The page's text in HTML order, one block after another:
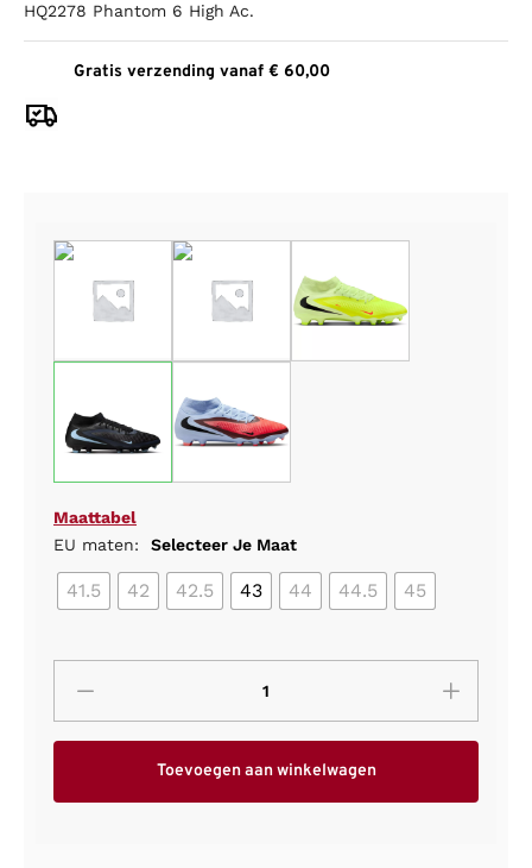
HQ2278 Phantom 6 High Ac.
Gratis verzending vanaf € 60,00
Maattabel
EU maten:
Selecteer Je Maat
41.5 42 42.5 43 44 44.5 45
Toevoegen aan winkelwagen